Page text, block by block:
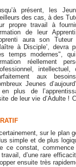
présent, les
des cas, à des
propre travail à
de leur
aura son
à Disciple’, devra
temps modernes",
réellement
aux
Jeunes
plus de
de leur vie d’Adulte !
sur le plan
simple et de plus
constat, commence
d’une rare
ensuite très